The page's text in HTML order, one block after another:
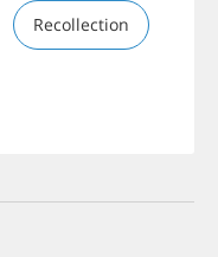
Recollection